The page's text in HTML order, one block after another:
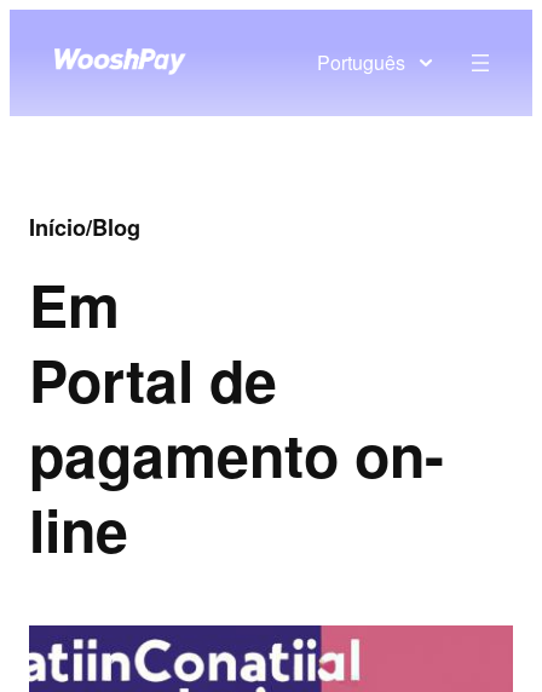
Português
Início/Blog
Em
Portal de
pagamento on-
line